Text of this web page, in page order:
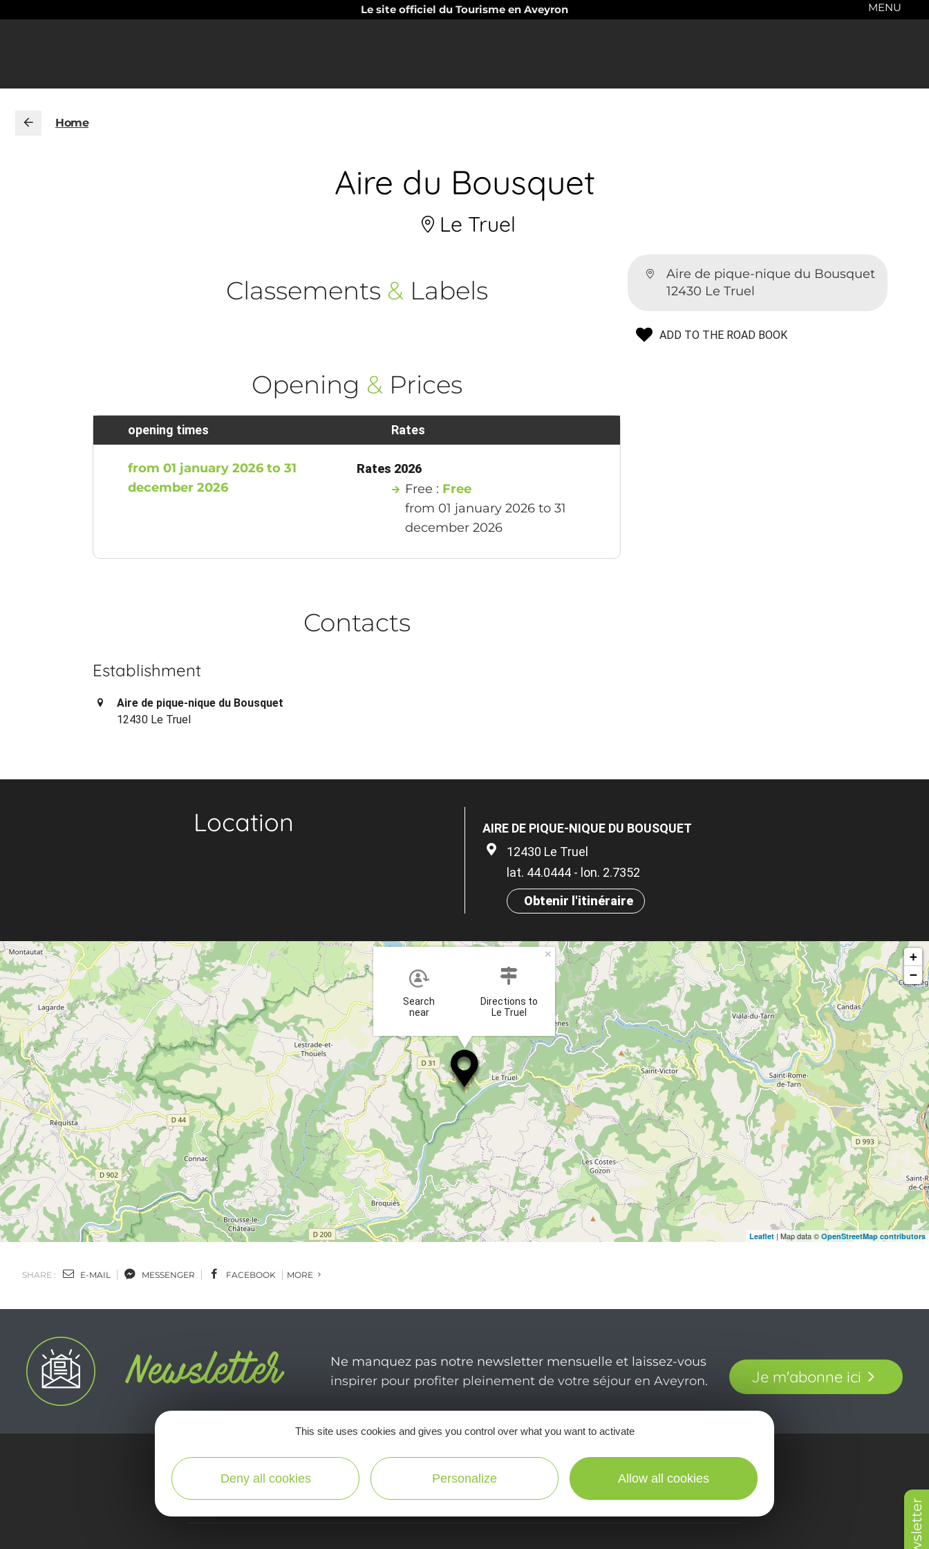
Le site officiel du Tourisme en Aveyron MENU
Home
Aire du Bousquet
Le Truel
Aire de pique-nique du Bousquet
12430 Le Truel
ADD TO THE ROAD BOOK
Classements & Labels
Opening & Prices
opening times
from 01 january 2026 to 31
december 2026
Rates
Rates 2026
Free : Free
from 01 january 2026 to 31
december 2026
Contacts
Establishment
Aire de pique-nique du Bousquet
12430 Le Truel
Location
AIRE DE PIQUE-NIQUE DU BOUSQUET
12430 Le Truel
lat. 44.0444 - lon. 2.7352
Obtenir l'itinéraire
Search
near
Directions to
Le Truel
×
+
−
Leaflet | Map data © OpenStreetMap contributors
SHARE : E-MAIL MESSENGER FACEBOOK MORE
Ne manquez pas notre newsletter mensuelle et laissez-vous
inspirer pour profiter pleinement de votre séjour en Aveyron.
Je m'abonne ici
map
Useful
in picturES
This site uses cookies and gives you control over what you want to activate
Deny all cookies Personalize Allow all cookies